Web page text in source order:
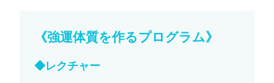
《強運体質を作るプログラム》
◆レクチャー